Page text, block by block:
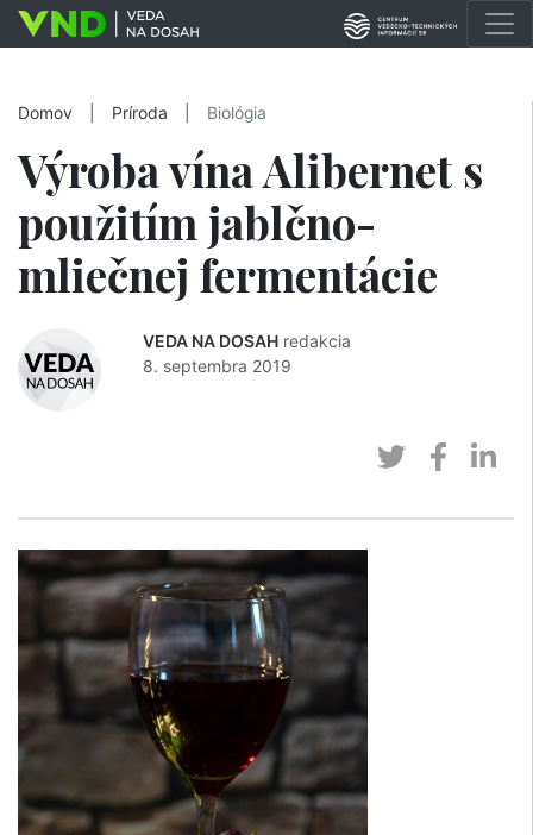
Domov Príroda Biológia
Výroba vína Alibernet s
použitím jablčno-
mliečnej fermentácie
VEDA NA DOSAH redakcia
8. septembra 2019